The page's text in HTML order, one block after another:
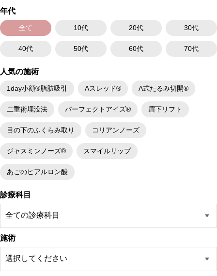
年代
全て 10代 20代 30代
40代 50代 60代 70代
人気の施術
1day小顔®脂肪吸引 Aスレッド® A式たるみ切開®
二重術埋没法 パーフェクトアイズ® 眉下リフト
目の下のふくらみ取り コリアンノーズ
ジャスミンノーズ® スマイルリップ
あごのヒアルロン酸
診療科目
施術